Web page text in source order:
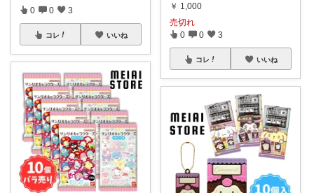
0 0 3
コレ いいね
￥ 1,000
売切れ
0 0 3
コレ いいね